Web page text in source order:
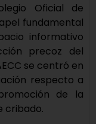
Oficial de
fundamental
informativo
precoz del
se centró en
respecto a
de la
cribado.